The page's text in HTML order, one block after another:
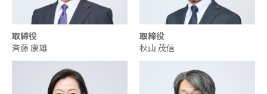
取締役
斉藤 康雄
取締役
秋山 茂信